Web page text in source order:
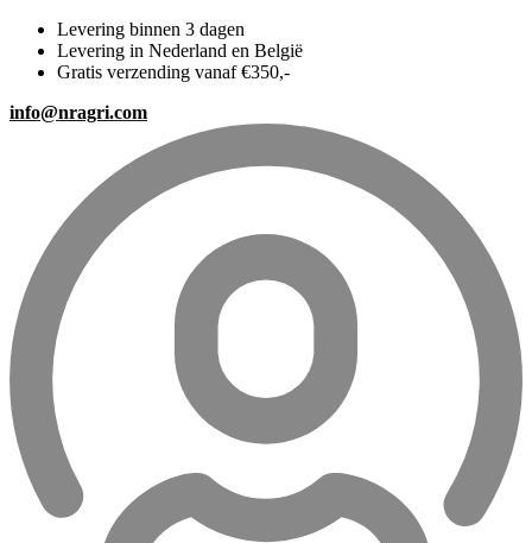
Levering binnen 3 dagen
Levering in Nederland en België
Gratis verzending vanaf €350,-
info@nragri.com